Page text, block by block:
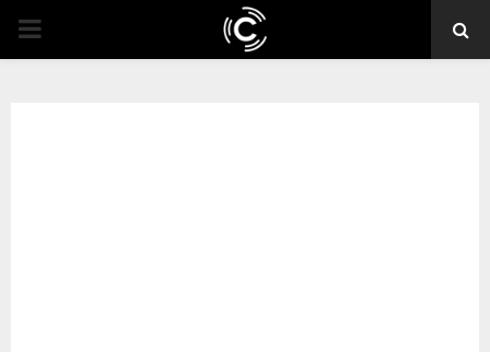
PRIMARY